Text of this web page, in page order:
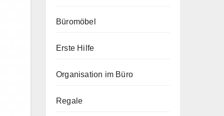
Büromöbel
Erste Hilfe
Organisation im Büro
Regale